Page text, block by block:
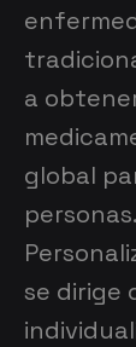
a
global
se dirige